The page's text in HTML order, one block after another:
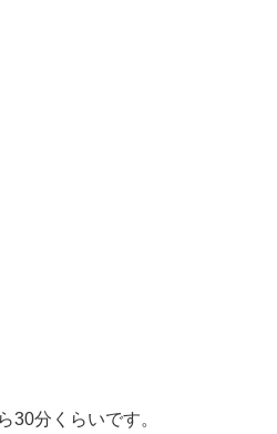
30分くらいです。